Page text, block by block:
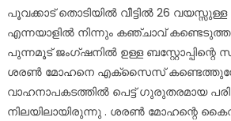
പൂവക്കാട് തൊടിയിൽ വീട്ടിൽ 26
എന്നയാളിൽ നിന്നും കഞ്ചാവ്
പുന്നമൂട് ജംഗ്ഷനിൽ ഉള്ള ബസ്റ്റോപ്പിന്റെ
ശരൺ മോഹനെ എക്സൈസ്
വാഹനാപകടത്തിൽ പെട്ട് ഗുരുതരമായ
നിലയിലായിരുന്നു . ശരൺ മോഹന്റെ